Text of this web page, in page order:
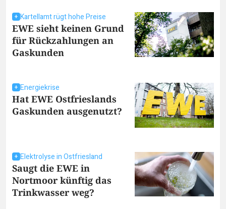
Kartellamt rügt hohe Preise
EWE sieht keinen Grund
für Rückzahlungen an
Gaskunden
Energiekrise
Hat EWE Ostfrieslands
Gaskunden ausgenutzt?
Elektrolyse in Ostfriesland
Saugt die EWE in
Nortmoor künftig das
Trinkwasser weg?